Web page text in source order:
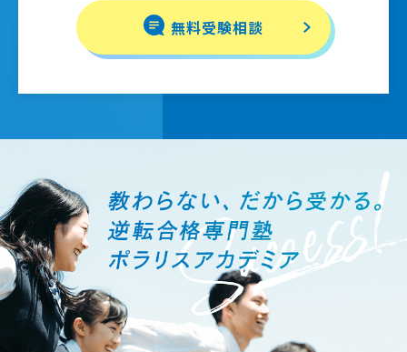
無料受験相談